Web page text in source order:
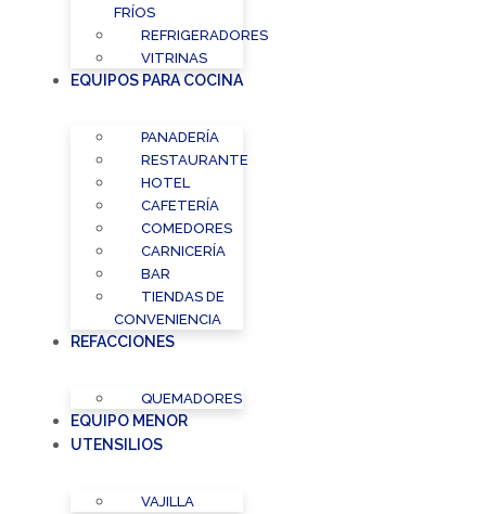
FRÍOS
REFRIGERADORES
VITRINAS
EQUIPOS PARA COCINA
PANADERÍA
RESTAURANTE
HOTEL
CAFETERÍA
COMEDORES
CARNICERÍA
BAR
TIENDAS DE
CONVENIENCIA
REFACCIONES
QUEMADORES
EQUIPO MENOR
UTENSILIOS
VAJILLA